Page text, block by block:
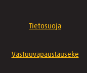
Tietosuoja
Vastuuvapauslauseke